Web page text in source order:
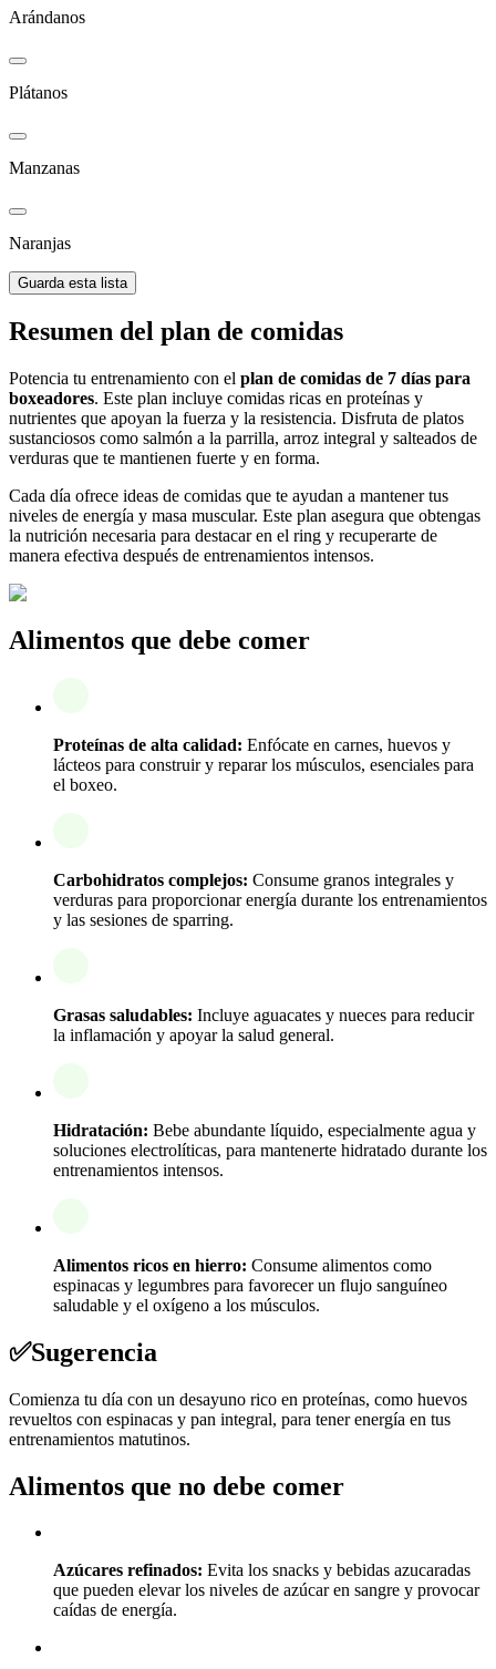
Arándanos
Plátanos
Manzanas
Naranjas
Guarda esta lista
Resumen del plan de comidas
Potencia tu entrenamiento con el plan de comidas de 7 días para
boxeadores. Este plan incluye comidas ricas en proteínas y
nutrientes que apoyan la fuerza y la resistencia. Disfruta de platos
sustanciosos como salmón a la parrilla, arroz integral y salteados de
verduras que te mantienen fuerte y en forma.
Cada día ofrece ideas de comidas que te ayudan a mantener tus
niveles de energía y masa muscular. Este plan asegura que obtengas
la nutrición necesaria para destacar en el ring y recuperarte de
manera efectiva después de entrenamientos intensos.
Alimentos que debe comer
Proteínas de alta calidad: Enfócate en carnes, huevos y
lácteos para construir y reparar los músculos, esenciales para
el boxeo.
Carbohidratos complejos: Consume granos integrales y
verduras para proporcionar energía durante los entrenamientos
y las sesiones de sparring.
Grasas saludables: Incluye aguacates y nueces para reducir
la inflamación y apoyar la salud general.
Hidratación: Bebe abundante líquido, especialmente agua y
soluciones electrolíticas, para mantenerte hidratado durante los
entrenamientos intensos.
Alimentos ricos en hierro: Consume alimentos como
espinacas y legumbres para favorecer un flujo sanguíneo
saludable y el oxígeno a los músculos.
✅Sugerencia
Comienza tu día con un desayuno rico en proteínas, como huevos
revueltos con espinacas y pan integral, para tener energía en tus
entrenamientos matutinos.
Alimentos que no debe comer
Azúcares refinados: Evita los snacks y bebidas azucaradas
que pueden elevar los niveles de azúcar en sangre y provocar
caídas de energía.